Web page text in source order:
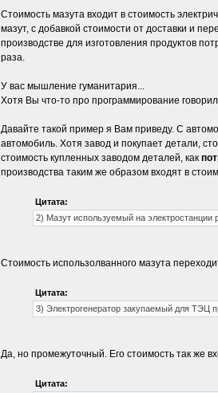
Стоимость мазута входит в стоимость
мазут, с добавкой стоимости от доставки и
производстве для изготовления продуктов
раза.
У вас мышление гуманитария...
Хотя Вы что-то про программирование
Давайте такой пример я Вам приведу. С
автомобиль. Хотя завод и покупает детали,
стоимость купленных заводом деталей, как
производства таким же образом входят в
Цитата:
2) Мазут используемый на электростанции
Cтоимость использолванного мазута
Цитата:
3) Электрогенератор закупаемый для ТЭЦ
Да, но промежуточный. Его стоимость так же
Цитата: